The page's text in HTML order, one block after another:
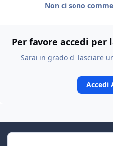
Non ci sono
Per favore accedi per
Sarai in grado di lasciare
Accedi